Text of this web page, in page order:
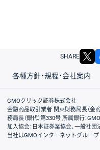
SHARE
各種方針・規程・会社案内
取引規程・約款
サイトマップ
その他のご案内
個人情報保護方針
最良執行方針
サイトのご利用について
ディスクレイマー
信託保全
リスク説明
会社案内
GMOクリック証券株式会社
金融商品取引業者 関東財務局長（金
務局長（銀代）第330号 所属銀行：
加入協会：日本証券業協会、一般社
当社はGMOインターネットグループ